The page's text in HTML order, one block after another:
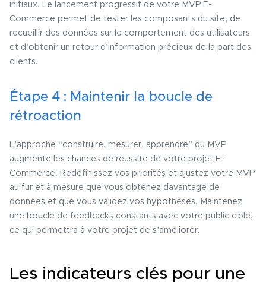
initiaux. Le lancement progressif de votre MVP E-
Commerce permet de tester les composants du site, de
recueillir des données sur le comportement des utilisateurs
et d’obtenir un retour d’information précieux de la part des
clients.
Étape 4 : Maintenir la boucle de
rétroaction
L’approche “construire, mesurer, apprendre” du MVP
augmente les chances de réussite de votre projet E-
Commerce. Redéfinissez vos priorités et ajustez votre MVP
au fur et à mesure que vous obtenez davantage de
données et que vous validez vos hypothèses. Maintenez
une boucle de feedbacks constants avec votre public cible,
ce qui permettra à votre projet de s’améliorer.
Les indicateurs clés pour une